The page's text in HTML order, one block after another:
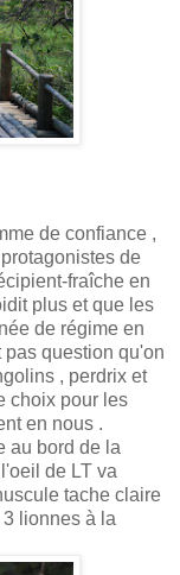
de confiance ,
de
fraîche en
plus et que les
de régime en
question qu'on
, perdrix et
choix pour les
en nous .
au bord de la
de LT va
tache claire
lionnes à la